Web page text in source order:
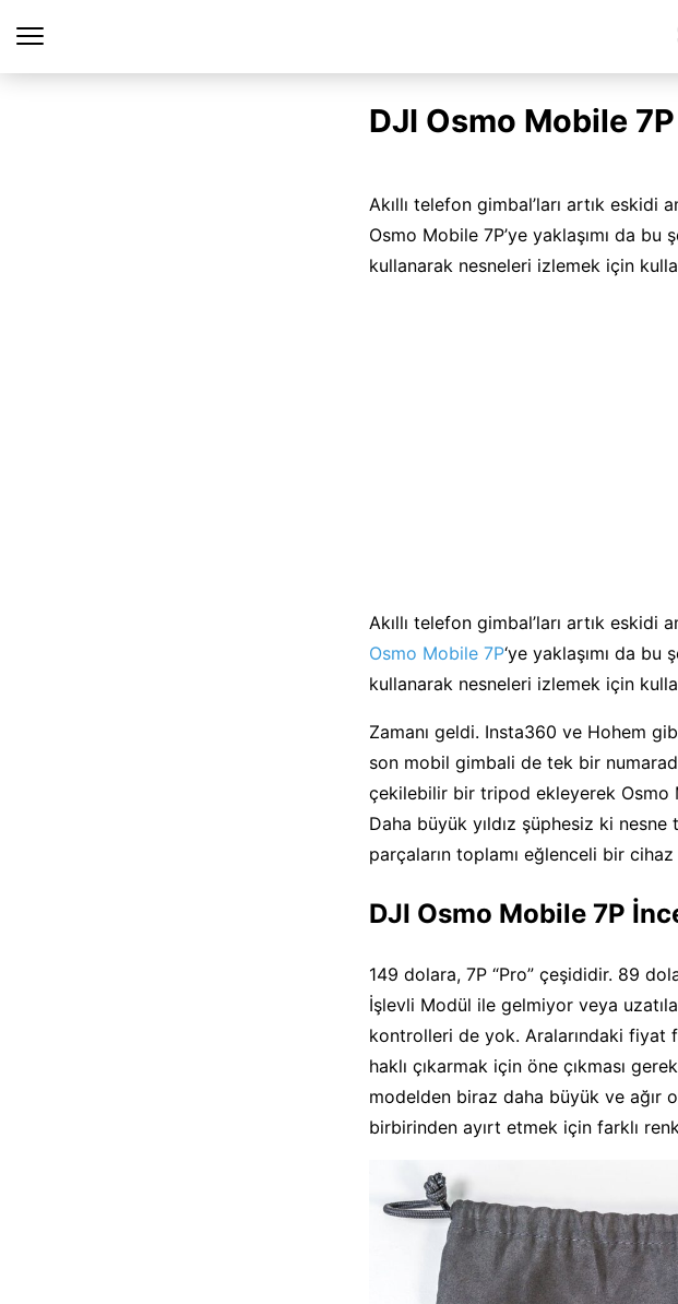
DJI Osmo Mobile
Akıllı telefon gimbal’ları artık eskidi
Osmo Mobile 7P’ye yaklaşımı da
kullanarak nesneleri izlemek için
Akıllı telefon gimbal’ları artık
Osmo Mobile 7P‘ye yaklaşımı da bu
kullanarak nesneleri izlemek için
Zamanı geldi. Insta360 ve Hohem
son mobil gimbali de tek bir
çekilebilir bir tripod ekleyerek Osmo
Daha büyük yıldız şüphesiz ki
parçaların toplamı eğlenceli bir
DJI Osmo Mobile 7P
149 dolara, 7P “Pro” çeşididir. 89
İşlevli Modül ile gelmiyor veya
kontrolleri de yok. Aralarındaki fiyat
haklı çıkarmak için öne çıkması
modelden biraz daha büyük ve ağır
birbirinden ayırt etmek için farklı